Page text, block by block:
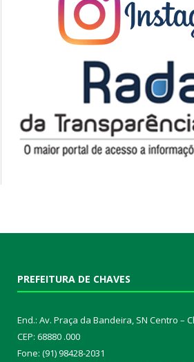
PREFEITURA DE CHAVES
End.: Av. Praça da Bandeira, SN Centro –
CEP: 68880 .000
Fone: (91) 98428-2031